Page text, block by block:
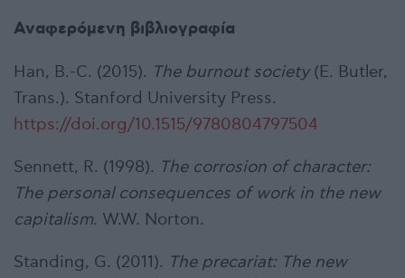
Αναφερόμενη βιβλιογραφία
Han, B.-C. (2015). The burnout society(E. Butler,
Trans.). Stanford University Press.
https://doi.org/10.1515/9780804797504
Sennett, R. (1998). The corrosion of character:
The personal consequences of work in the new
capitalism. W.W. Norton.
Standing, G. (2011). The precariat: The new